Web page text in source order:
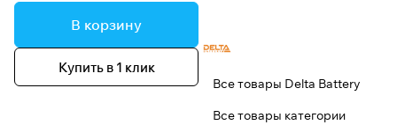
В корзину
Купить в 1 клик
Все товары Delta Battery
Все товары категории